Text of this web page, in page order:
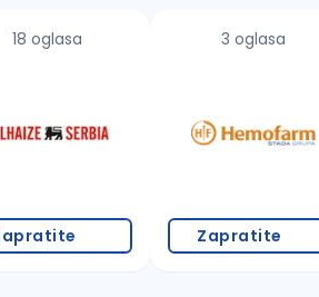
dž)
18 oglasa 3 oglasa
Zapratite